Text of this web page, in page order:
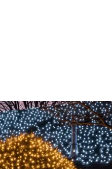
je tuin. Kerstverlichting
huis en zorgt voor extra
en technische wensen?